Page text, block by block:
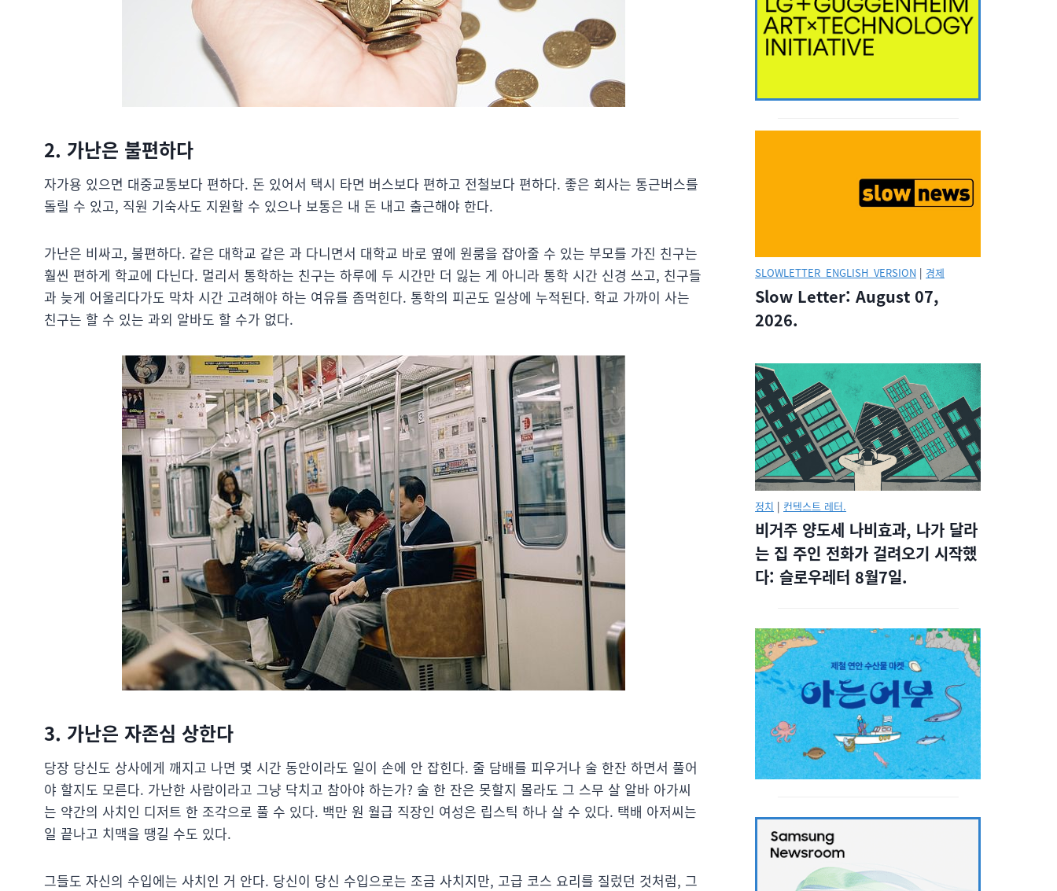
2. 가난은 불편하다
자가용 있으면 대중교통보다 편하다. 돈 있어서 택시 타면 버스보다 편하고 전철보다 편하다. 좋은 회사는 통근버스를
돌릴 수 있고, 직원 기숙사도 지원할 수 있으나 보통은 내 돈 내고 출근해야 한다.
가난은 비싸고, 불편하다. 같은 대학교 같은 과 다니면서 대학교 바로 옆에 원룸을 잡아줄 수 있는 부모를 가진 친구는
훨씬 편하게 학교에 다닌다. 멀리서 통학하는 친구는 하루에 두 시간만 더 잃는 게 아니라 통학 시간 신경 쓰고, 친구들
과 늦게 어울리다가도 막차 시간 고려해야 하는 여유를 좀먹힌다. 통학의 피곤도 일상에 누적된다. 학교 가까이 사는
친구는 할 수 있는 과외 알바도 할 수가 없다.
3. 가난은 자존심 상한다
당장 당신도 상사에게 깨지고 나면 몇 시간 동안이라도 일이 손에 안 잡힌다. 줄 담배를 피우거나 술 한잔 하면서 풀어
야 할지도 모른다. 가난한 사람이라고 그냥 닥치고 참아야 하는가? 술 한 잔은 못할지 몰라도 그 스무 살 알바 아가씨
는 약간의 사치인 디저트 한 조각으로 풀 수 있다. 백만 원 월급 직장인 여성은 립스틱 하나 살 수 있다. 택배 아저씨는
일 끝나고 치맥을 땡길 수도 있다.
그들도 자신의 수입에는 사치인 거 안다. 당신이 당신 수입으로는 조금 사치지만, 고급 코스 요리를 질렀던 것처럼, 그
SLOWLETTER_ENGLISH_VERSION | 경제
Slow Letter: August 07,
2026.
정치 | 컨텍스트 레터.
비거주 양도세 나비효과, 나가 달라
는 집 주인 전화가 걸려오기 시작했
다: 슬로우레터 8월7일.